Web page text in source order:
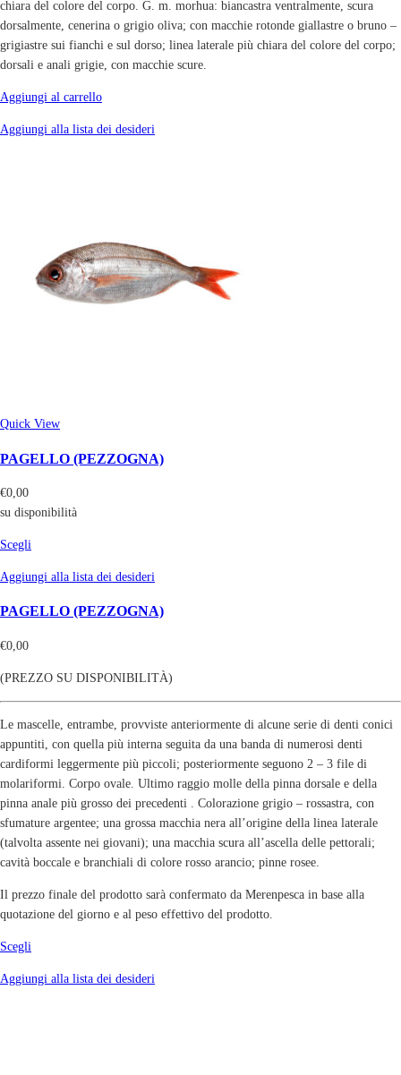
chiara del colore del corpo. G. m. morhua: biancastra ventralmente, scura
dorsalmente, cenerina o grigio oliva; con macchie rotonde giallastre o bruno –
grigiastre sui fianchi e sul dorso; linea laterale più chiara del colore del corpo;
dorsali e anali grigie, con macchie scure.
Aggiungi al carrello
Aggiungi alla lista dei desideri
Quick View
PAGELLO (PEZZOGNA)
€0,00
su disponibilità
Scegli
Aggiungi alla lista dei desideri
PAGELLO (PEZZOGNA)
€0,00
(PREZZO SU DISPONIBILITÀ)
Le mascelle, entrambe, provviste anteriormente di alcune serie di denti conici
appuntiti, con quella più interna seguita da una banda di numerosi denti
cardiformi leggermente più piccoli; posteriormente seguono 2 – 3 file di
molariformi. Corpo ovale. Ultimo raggio molle della pinna dorsale e della
pinna anale più grosso dei precedenti . Colorazione grigio – rossastra, con
sfumature argentee; una grossa macchia nera all’origine della linea laterale
(talvolta assente nei giovani); una macchia scura all’ascella delle pettorali;
cavità boccale e branchiali di colore rosso arancio; pinne rosee.
Il prezzo finale del prodotto sarà confermato da Merenpesca in base alla
quotazione del giorno e al peso effettivo del prodotto.
Scegli
Aggiungi alla lista dei desideri